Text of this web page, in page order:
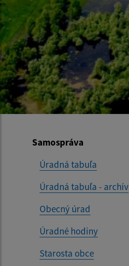
Samospráva
Úradná tabuľa
Úradná tabuľa - archív
Obecný úrad
Úradné hodiny
Starosta obce